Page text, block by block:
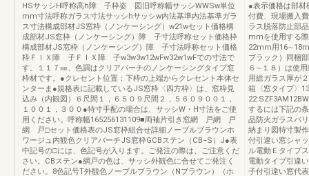
HSサッシH呼称高h障 子枠姿 図旧呼称幅サッシWWSw単位
mm寸法呼称ガラス寸法サッシhサッシw内法基準内法基準ガラ
ス寸法構成部材JS窓枠（ノンケーシング）w21wセット価格構
成部材JS窓枠（ノンケーシング）障 子寸法呼称セット価格枠
構成部材JS窓枠（ノンケーシング）障 子寸法呼称セット価格
枠ＦＩＸ障 子ＦＩＸ障 子w3w3w12wFw32w1wFでの寸法で
す。１１７㎜、色調はクリアバーチのノンケーシングタイプ窓
枠材です。●クレセント位置：下枠の上端からクレセント本体セ
ンターま●規格表に記載しているJS窓枠〈四方枠〉は、窓枠見
込み（内観図）６尺間１，６５０９尺間２，５６０９００１，
１００１，３００●特寸手配の場合は、サッシW・H寸法をご使
用ください。呼称幅165256131109■両袖片引き窓網 戸網 戸
網 戸□セット価格表のJS窓枠組合せ詳細ノーブルブラウンホ
ワージュ内観色クリアバーチJS窓枠GCBステン（CB−S）J●表
中記号の□には、色記号が入ります。ご発注の際は、ご注意くだ
さい。CBステン●網戸の色は、サッシ外観色に合せてご発注く
ださい。8色記号T外観色ノーブルブラウン（Nブラウン）（ホ
●表示価格は部材
付費、現場搬入
ラス脱落防止部
mmを使用する
22mm用
ブラック）同梱
６∼１８）は使
用総ガラス厚が
箱〈窓タイプ〉
するには下記の
品防火ガラスバ
納まり図特寸製
付引違い窓シャ
ル電動Ｅタイプ
電動タイプ引違
子付引違い窓代